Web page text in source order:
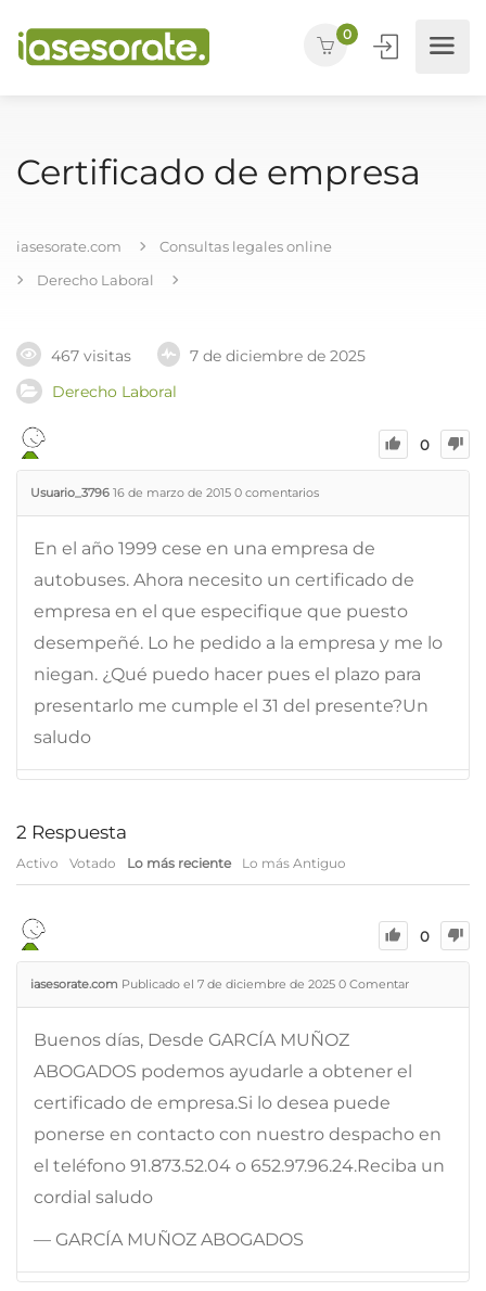
0
Certificado de empresa
iasesorate.com
Consultas legales online
Derecho Laboral
467 visitas
7 de diciembre de 2025
Derecho Laboral
0
Usuario_3796 16 de marzo de 2015 0 comentarios
En el año 1999 cese en una empresa de
autobuses. Ahora necesito un certificado de
empresa en el que especifique que puesto
desempeñé. Lo he pedido a la empresa y me lo
niegan. ¿Qué puedo hacer pues el plazo para
presentarlo me cumple el 31 del presente?Un
saludo
2 Respuesta
Activo Votado Lo más reciente Lo más Antiguo
0
iasesorate.com Publicado el 7 de diciembre de 2025 0 Comentar
Buenos días, Desde GARCÍA MUÑOZ
ABOGADOS podemos ayudarle a obtener el
certificado de empresa.Si lo desea puede
ponerse en contacto con nuestro despacho en
el teléfono 91.873.52.04 o 652.97.96.24.Reciba un
cordial saludo
— GARCÍA MUÑOZ ABOGADOS